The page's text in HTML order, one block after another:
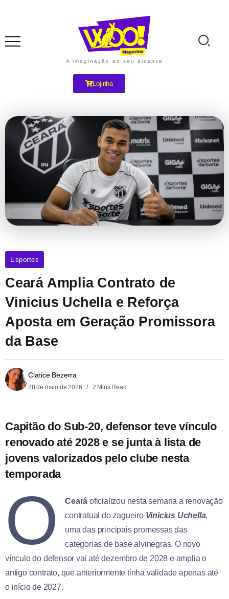
A imaginação ao seu alcance
Lojinha
Esportes
Ceará Amplia Contrato de
Vinicius Uchella e Reforça
Aposta em Geração Promissora
da Base
Clarice Bezerra
28 de maio de 2026 2 Mins Read
Capitão do Sub-20, defensor teve vínculo
renovado até 2028 e se junta à lista de
jovens valorizados pelo clube nesta
temporada
O Ceará oficializou nesta semana a renovação
contratual do zagueiro Vinicius Uchella,
uma das principais promessas das
categorias de base alvinegras. O novo
vínculo do defensor vai até dezembro de 2028 e amplia o
antigo contrato, que anteriormente tinha validade apenas até
o início de 2027.